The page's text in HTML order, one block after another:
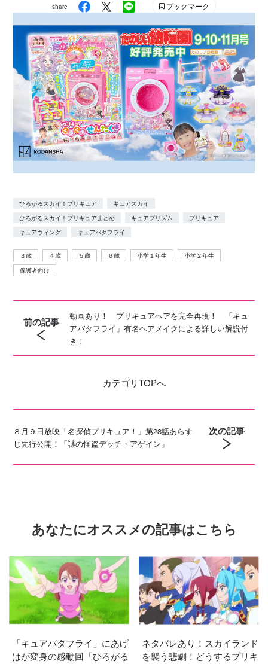
share ブックマーク
ひろがるスカイ！プリキュア
キュアスカイ
ひろがるスカイ！プリキュアまとめ
キュアプリズム
プリキュア
キュアウィング
キュアバタフライ
３歳 ４歳 ５歳 ６歳 小学１年生
小学２年生
保護者向け
前の記事
動画あり！ プリキュアヘアを完全再現！ 「キュ
アバタフライ」有名ヘアメイクによる詳しい解説付
き！
カテゴリTOPへ
８月９日放映「名探偵プリキュア！」第28話あらす
じ先行公開！「謎の怪盗デッチ・アゲイン」
次の記事
あなたにオススメの記事はこちら
「キュアバタフライ」にあげ
はが変身の感動回「ひろがる
ネタバレあり！スカイランド
を襲う悲劇！どうするプリキ